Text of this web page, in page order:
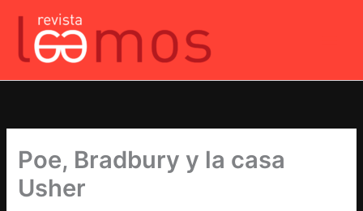
contenido
Poe, Bradbury y la casa
Usher